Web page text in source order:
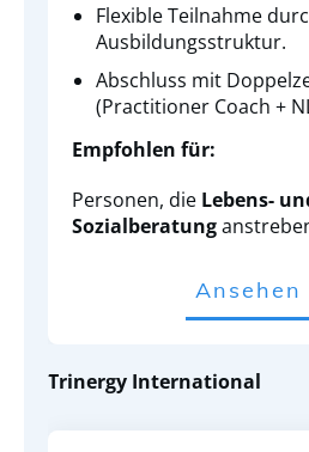
Flexible Teilnahme
Ausbildungsstruktur.
Abschluss mit
(Practitioner Coach +
Empfohlen für:
Personen, die Lebens-
Sozialberatung
Ansehen
Trinergy International